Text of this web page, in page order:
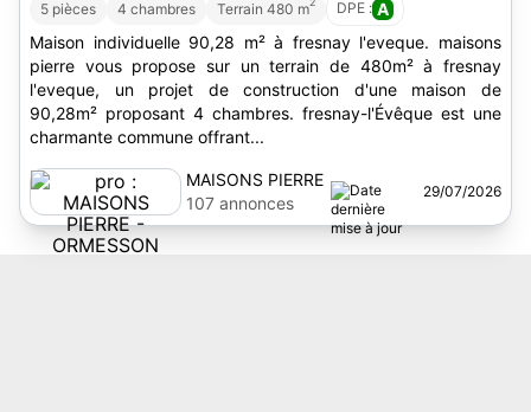
5 pièces 4 chambres Terrain 480 m DPE : A
Maison individuelle 90,28 m² à fresnay l'eveque. maisons
pierre vous propose sur un terrain de 480m² à fresnay
l'eveque, un projet de construction d'une maison de
90,28m² proposant 4 chambres. fresnay-l'Évêque est une
charmante commune offrant...
MAISONS PIERRE
- ORMESSON
107 annonces
29/07/2026